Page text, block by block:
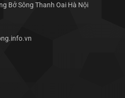
Bở Sông Thanh Oai Hà Nội